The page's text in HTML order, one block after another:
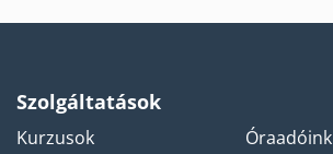
Szolgáltatások
Kurzusok
Óraadóink